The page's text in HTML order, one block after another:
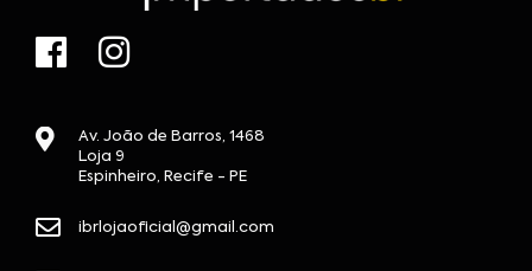
Av. João de Barros, 1468
Loja 9
Espinheiro, Recife - PE
ibrlojaoficial@gmail.com